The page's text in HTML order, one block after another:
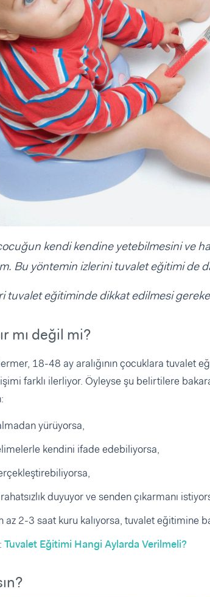
Makaleler
Videolar
Makaleler
Videolar
Eğlence
Ürünler
Sorular ve Yanıtlar
Makaleler
Videolar
kendi kendine yetebilmesini ve
Bu yöntemin izlerini tuvalet eğitimi de
tuvalet eğitiminde dikkat edilmesi
mı değil mi?
18-48 ay aralığının çocuklara tuvalet
farklı ilerliyor. Öyleyse şu belirtilere
yürüyorsa,
kendini ifade edebiliyorsa,
duyuyor ve senden çıkarmanı
az 2-3 saat kuru kalıyorsa, tuvalet eğitimine
Tuvalet Eğitimi Hangi Aylarda Verilmeli?